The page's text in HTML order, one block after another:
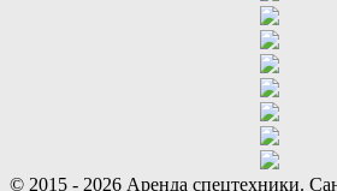
© 2015 - 2026 Аренда спецтехники.